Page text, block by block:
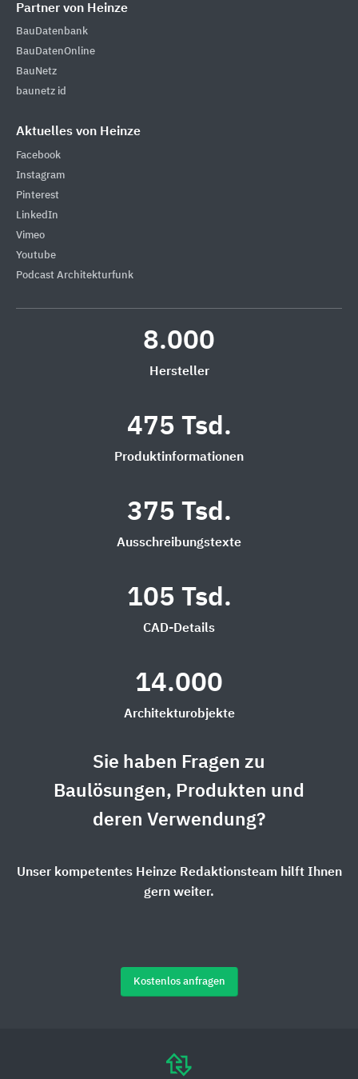
Partner von Heinze
BauDatenbank
BauDatenOnline
BauNetz
baunetz id
Aktuelles von Heinze
Facebook
Instagram
Pinterest
LinkedIn
Vimeo
Youtube
Podcast Architekturfunk
8.000
Hersteller
475 Tsd.
Produktinformationen
375 Tsd.
Ausschreibungstexte
105 Tsd.
CAD-Details
14.000
Architekturobjekte
Sie haben Fragen zu
Baulösungen, Produkten und
deren Verwendung?
Unser kompetentes Heinze Redaktionsteam hilft Ihnen
gern weiter.
Kostenlos anfragen